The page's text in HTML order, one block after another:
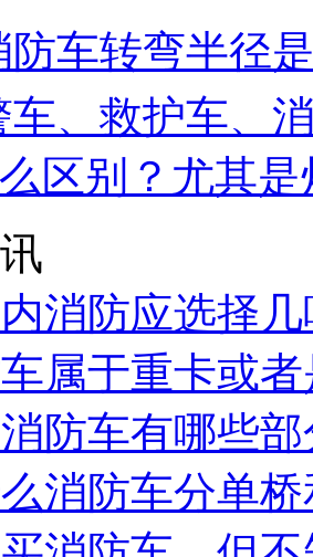
防车转弯半径
车、救护车、
区别？尤其
消防应选择
属于重卡或者
防车有哪些
消防车分单